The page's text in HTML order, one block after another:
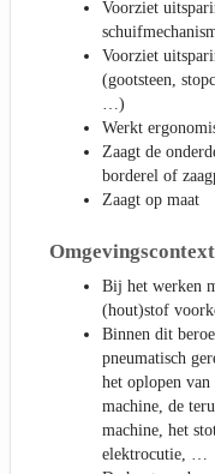
Voorziet
Voorziet
(gootsteen,
…)
Werkt
Zaagt de
borderel of
Zaagt op maat
Omgevingscontext
Bij het werken
(hout)stof
Binnen dit
pneumatisch
het oplopen
machine, de
machine, het
elektrocutie, …